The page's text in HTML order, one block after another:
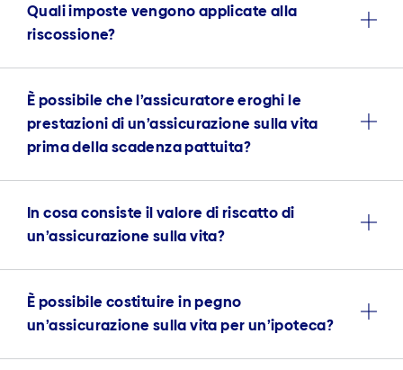
Quali imposte vengono applicate alla
riscossione?
È possibile che l’assicuratore eroghi le
prestazioni di un’assicurazione sulla vita
prima della scadenza pattuita?
In cosa consiste il valore di riscatto di
un’assicurazione sulla vita?
È possibile costituire in pegno
un’assicurazione sulla vita per un’ipoteca?